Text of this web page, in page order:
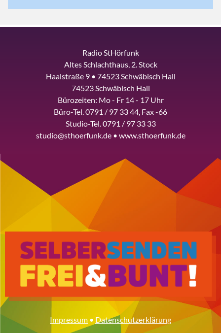
Radio StHörfunk
Altes Schlachthaus, 2. Stock
Haalstraße 9 • 74523 Schwäbisch Hall
74523 Schwäbisch Hall
Bürozeiten: Mo - Fr 14 - 17 Uhr
Büro-Tel. 0791 / 97 33 44, Fax -66
Studio-Tel. 0791 / 97 33 33
studio@sthoerfunk.de • www.sthoerfunk.de
Impressum • Datenschutzerklärung